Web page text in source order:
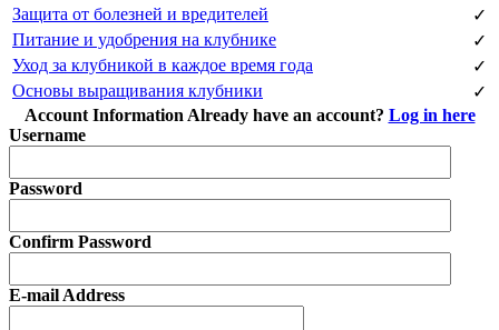
Защита от болезней и вредителей
✓
Питание и удобрения на клубнике
✓
Уход за клубникой в каждое время года
✓
Основы выращивания клубники
✓
Account Information Already have an account? Log in here
Username
Password
Confirm Password
E-mail Address